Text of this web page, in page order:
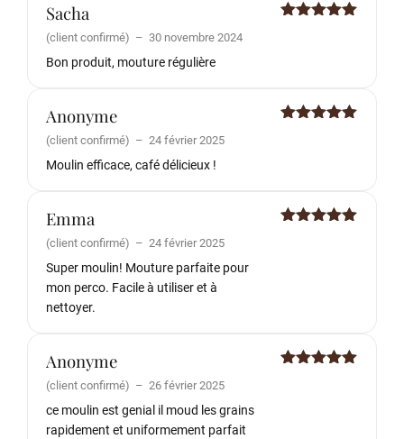
Sacha
(client confirmé) – 30 novembre 2024
Bon produit, mouture régulière
Anonyme
(client confirmé) – 24 février 2025
Moulin efficace, café délicieux !
Emma
(client confirmé) – 24 février 2025
Super moulin! Mouture parfaite pour
mon perco. Facile à utiliser et à
nettoyer.
Anonyme
(client confirmé) – 26 février 2025
ce moulin est genial il moud les grains
rapidement et uniformement parfait